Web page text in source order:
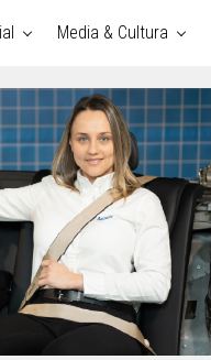
Media & Cultura